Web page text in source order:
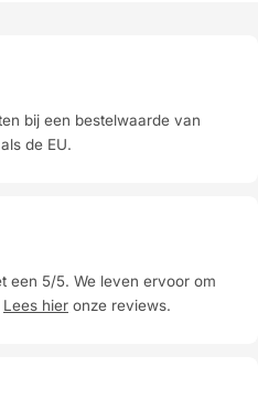
bij een bestelwaarde van
de EU.
een 5/5. We leven ervoor om
Lees hier onze reviews.